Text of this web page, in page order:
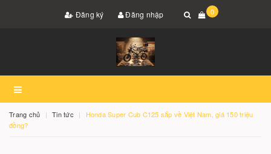
Đăng ký Đăng nhập 0
Trang chủ Tin tức
Honda Super Cub C125 sắp về Việt Nam, giá 150 triệu
đồng?